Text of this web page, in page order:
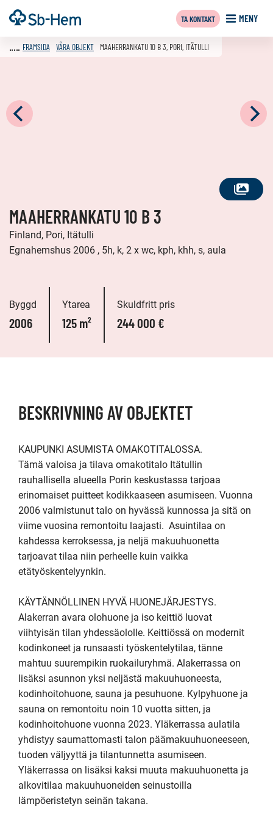
Till
innehållet
Framsida MENY
TA KONTAKT
SE
FRAMSIDA VÅRA OBJEKT MAAHERRANKATU 10 B 3, PORI, ITÄTULLI
MAAHERRANKATU 10 B 3
Finland, Pori, Itätulli
Egnahemshus 2006 , 5h, k, 2 x wc, kph, khh, s, aula
Byggd
2006
Ytarea
125 m²
Skuldfritt pris
244 000 €
BESKRIVNING AV OBJEKTET
KAUPUNKI ASUMISTA OMAKOTITALOSSA.
Tämä valoisa ja tilava omakotitalo Itätullin
rauhallisella alueella Porin keskustassa tarjoaa
erinomaiset puitteet kodikkaaseen asumiseen. Vuonna
2006 valmistunut talo on hyvässä kunnossa ja sitä on
viime vuosina remontoitu laajasti.  Asuintilaa on
kahdessa kerroksessa, ja neljä makuuhuonetta
tarjoavat tilaa niin perheelle kuin vaikka
etätyöskentelyynkin.
KÄYTÄNNÖLLINEN HYVÄ HUONEJÄRJESTYS.
Alakerran avara olohuone ja iso keittiö luovat
viihtyisän tilan yhdessäololle. Keittiössä on modernit
kodinkoneet ja runsaasti työskentelytilaa, tänne
mahtuu suurempikin ruokailuryhmä. Alakerrassa on
lisäksi asunnon yksi neljästä makuuhuoneesta,
kodinhoitohuone, sauna ja pesuhuone. Kylpyhuone ja
sauna on remontoitu noin 10 vuotta sitten, ja
kodinhoitohuone vuonna 2023. Yläkerrassa aulatila
yhdistyy saumattomasti talon päämakuuhuoneeseen,
tuoden väljyyttä ja tilantunnetta asumiseen.
Yläkerrassa on lisäksi kaksi muuta makuuhuonetta ja
alkovitilaa makuuhuoneiden seinustoilla
lämpöeristetyn seinän takana.